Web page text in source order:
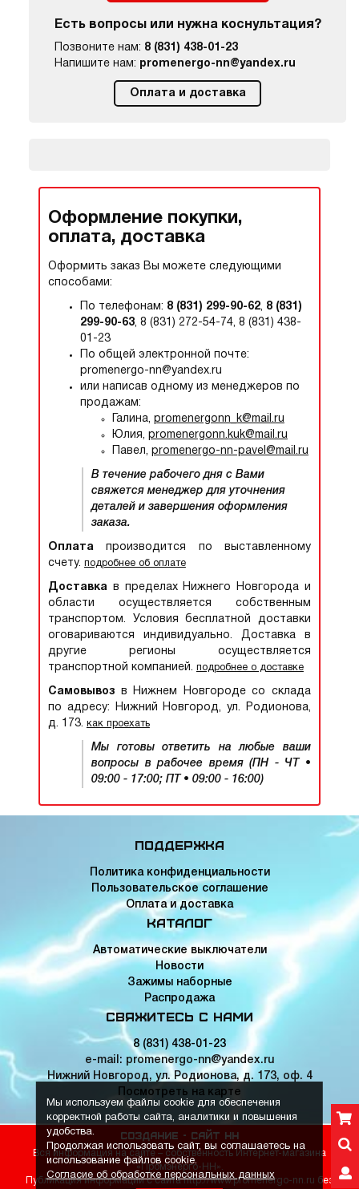
Есть вопросы или нужна коснультация?
Позвоните нам: 8 (831) 438-01-23
Напишите нам: promenergo-nn@yandex.ru
Оплата и доставка
Оформление покупки,
оплата, доставка
Оформить заказ Вы можете следующими
способами:
По телефонам: 8 (831) 299-90-62, 8 (831)
299-90-63, 8 (831) 272-54-74, 8 (831) 438-
01-23
По общей электронной почте:
promenergo-nn@yandex.ru
или написав одному из менеджеров по
продажам:
Галина, promenergonn_k@mail.ru
Юлия, promenergonn.kuk@mail.ru
Павел, promenergo-nn-pavel@mail.ru
В течение рабочего дня с Вами
свяжется менеджер для уточнения
деталей и завершения оформления
заказа.
Оплатапроизводится по выставленному
счету. подробнее об оплате
Доставкав пределах Нижнего Новгорода и
области осуществляется собственным
транспортом. Условия бесплатной доставки
оговариваются индивидуально. Доставка в
другие регионы осуществляется
транспортной компанией. подробнее о доставке
Самовывозв Нижнем Новгороде со склада
по адресу: Нижний Новгород, ул. Родионова,
д. 173. как проехать
Мы готовы ответить на любые ваши
вопросы в рабочее время (ПН - ЧТ •
09:00 - 17:00; ПТ • 09:00 - 16:00)
Поддержка
Политика конфиденциальности
Пользовательское соглашение
Оплата и доставка
Каталог
Автоматические выключатели
Новости
Зажимы наборные
Распродажа
Свяжитесь с нами
8 (831) 438-01-23
e-mail: promenergo-nn@yandex.ru
Нижний Новгород, ул. Родионова, д. 173, оф. 4
Посмотреть на карте
Создание - Сайт НН
Вся информация на сайте – собственность Интернет-магазина
«Промэнерго-НН».
Публикация информации с сайта http://www.promenergo-nn.ru без
Мы используем файлы cookie для обеспечения
корректной работы сайта, аналитики и повышения
удобства.
Продолжая использовать сайт, вы соглашаетесь на
использование файлов cookie.
Согласие об обработке персональных данных